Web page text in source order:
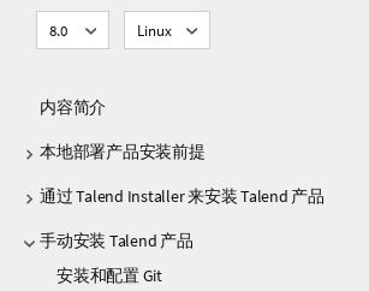
8.0 Linux
内容简介
本地部署产品安装前提
通过 Talend Installer 来安装 Talend 产品
手动安装 Talend 产品
安装和配置 Git